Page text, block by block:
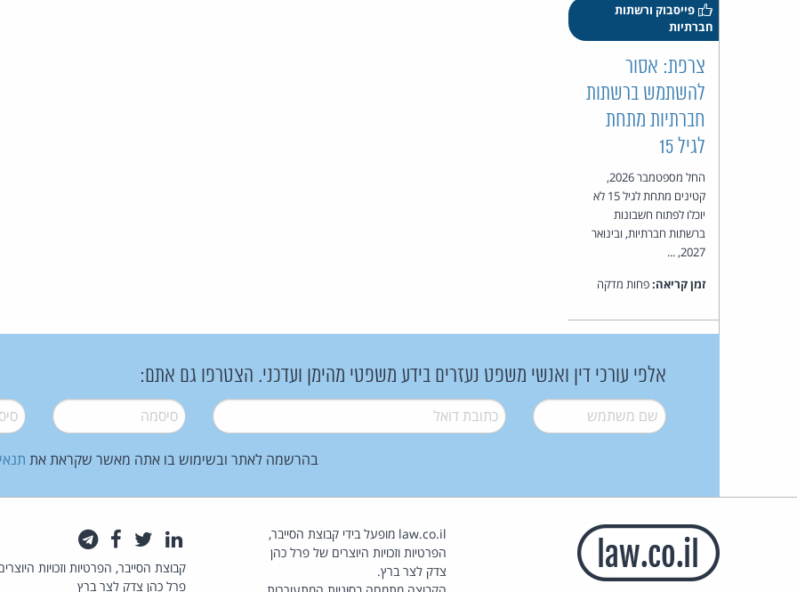
פייסבוק ורשתות
חברתיות
צרפת: אסור
להשתמש ברשתות
חברתיות מתחת
לגיל 15
החל מספטמבר 2026,
קטינים מתחת לגיל 15 לא
יוכלו לפתוח חשבונות
ברשתות חברתיות, ובינואר
2027, ...
זמן קריאה:פחות מדקה
אלפי עורכי דין ואנשי משפט נעזרים בידע משפטי מהימן ועדכני. הצטרפו גם אתם:
שם משתמש* דואל* סיסמה*
בהרשמה לאתר ובשימוש בו אתה מאשר שקראת את
law.co.il מופעל בידי קבוצת הסייבר,
הפרטיות וזכויות היוצרים של פרל כהן
צדק לצר ברץ.
לינקדאין
טוויטרפייסבוק
קבוצת הסייבר, הפרטיות וזכויות
פרל כהן צדק לצר ברץ